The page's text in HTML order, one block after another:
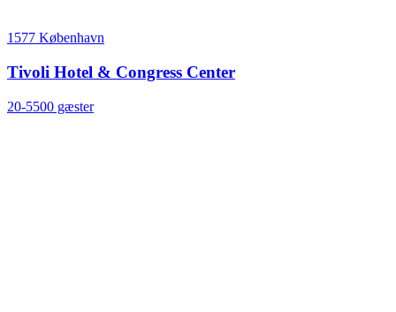
1577 København
Tivoli Hotel & Congress Center
20-5500 gæster